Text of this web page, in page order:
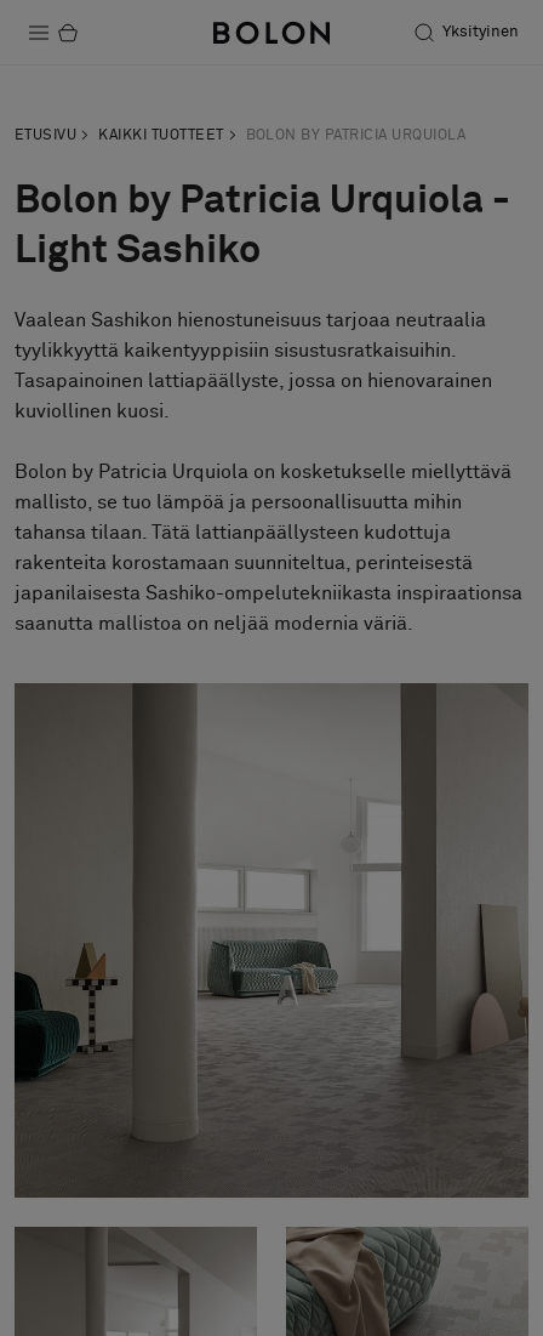
Yksityinen
Kestävä kehitys
Asennus
Puhdistus
Stories
FAQ
Tietoa meistä
Yhteystiedot
Pattern Tile Tool
ETUSIVU KAIKKI TUOTTEET BOLON BY PATRICIA URQUIOLA
Bolon by Patricia Urquiola -
Light Sashiko
Vaalean Sashikon hienostuneisuus tarjoaa neutraalia
tyylikkyyttä kaikentyyppisiin sisustusratkaisuihin.
Tasapainoinen lattiapäällyste, jossa on hienovarainen
kuviollinen kuosi.
Bolon by Patricia Urquiola on kosketukselle miellyttävä
mallisto, se tuo lämpöä ja persoonallisuutta mihin
tahansa tilaan. Tätä lattianpäällysteen kudottuja
rakenteita korostamaan suunniteltua, perinteisestä
japanilaisesta Sashiko-ompelutekniikasta inspiraationsa
saanutta mallistoa on neljää modernia väriä.